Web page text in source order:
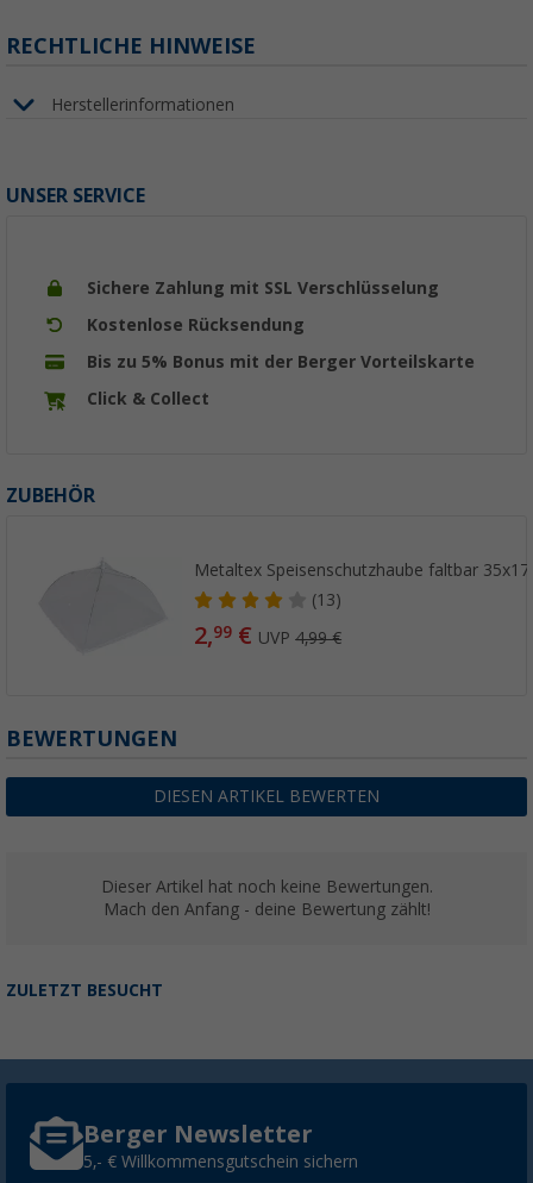
RECHTLICHE HINWEISE
Herstellerinformationen
UNSER SERVICE
Sichere Zahlung mit SSL Verschlüsselung
Kostenlose Rücksendung
Bis zu 5% Bonus mit der Berger Vorteilskarte
Click & Collect
ZUBEHÖR
Metaltex Speisenschutzhaube faltbar
(13)
2,99 € UVP4,99 €
BEWERTUNGEN
DIESEN ARTIKEL BEWERTEN
Dieser Artikel hat noch keine Bewertungen.
Mach den Anfang - deine Bewertung zählt!
ZULETZT BESUCHT
Berger Newsletter
5,- € Willkommensgutschein sichern